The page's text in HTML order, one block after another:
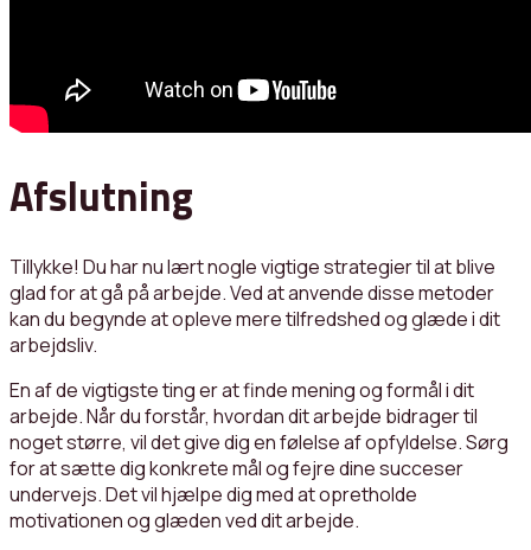
Afslutning
Tillykke! Du har nu lært nogle vigtige strategier til at blive
glad for at gå på arbejde. Ved at anvende disse metoder
kan du begynde at opleve mere tilfredshed og glæde i dit
arbejdsliv.
En af de vigtigste ting er at finde mening og formål i dit
arbejde. Når du forstår, hvordan dit arbejde bidrager til
noget større, vil det give dig en følelse af opfyldelse. Sørg
for at sætte dig konkrete mål og fejre dine succeser
undervejs. Det vil hjælpe dig med at opretholde
motivationen og glæden ved dit arbejde.